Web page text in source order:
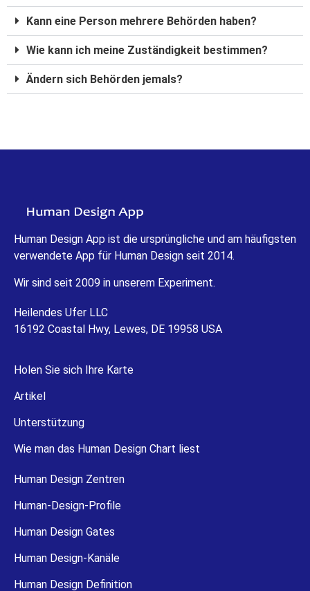
Kann eine Person mehrere Behörden haben?
Wie kann ich meine Zuständigkeit bestimmen?
Ändern sich Behörden jemals?
Human Design App ist die ursprüngliche und am häufigsten
verwendete App für Human Design seit 2014.
Wir sind seit 2009 in unserem Experiment.
Heilendes Ufer LLC
16192 Coastal Hwy, Lewes, DE 19958 USA
Holen Sie sich Ihre Karte
Artikel
Unterstützung
Wie man das Human Design Chart liest
Human Design Zentren
Human-Design-Profile
Human Design Gates
Human Design-Kanäle
Human Design Definition